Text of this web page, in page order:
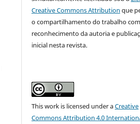
Creative Commons Attribution que
o compartilhamento do trabalho
reconhecimento da autoria e
inicial nesta revista.
This work is licensed under aCreative
Commons Attribution 4.0